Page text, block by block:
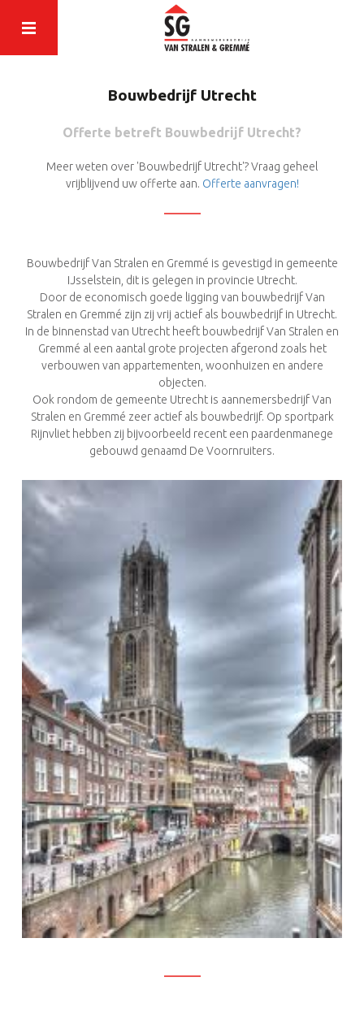
Bouwbedrijf Utrecht
Offerte betreft Bouwbedrijf Utrecht?
Meer weten over 'Bouwbedrijf Utrecht'? Vraag geheel
vrijblijvend uw offerte aan. Offerte aanvragen!
Bouwbedrijf Van Stralen en Gremmé is gevestigd in gemeente
IJsselstein, dit is gelegen in provincie Utrecht.
Door de economisch goede ligging van bouwbedrijf Van
Stralen en Gremmé zijn zij vrij actief als bouwbedrijf in Utrecht.
In de binnenstad van Utrecht heeft bouwbedrijf Van Stralen en
Gremmé al een aantal grote projecten afgerond zoals het
verbouwen van appartementen, woonhuizen en andere
objecten.
Ook rondom de gemeente Utrecht is aannemersbedrijf Van
Stralen en Gremmé zeer actief als bouwbedrijf. Op sportpark
Rijnvliet hebben zij bijvoorbeeld recent een paardenmanege
gebouwd genaamd De Voornruiters.